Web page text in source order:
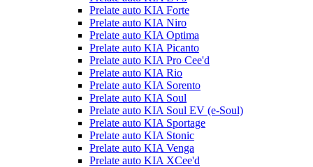
Prelate auto KIA Forte
Prelate auto KIA Niro
Prelate auto KIA Optima
Prelate auto KIA Picanto
Prelate auto KIA Pro Cee'd
Prelate auto KIA Rio
Prelate auto KIA Sorento
Prelate auto KIA Soul
Prelate auto KIA Soul EV (e-Soul)
Prelate auto KIA Sportage
Prelate auto KIA Stonic
Prelate auto KIA Venga
Prelate auto KIA XCee'd